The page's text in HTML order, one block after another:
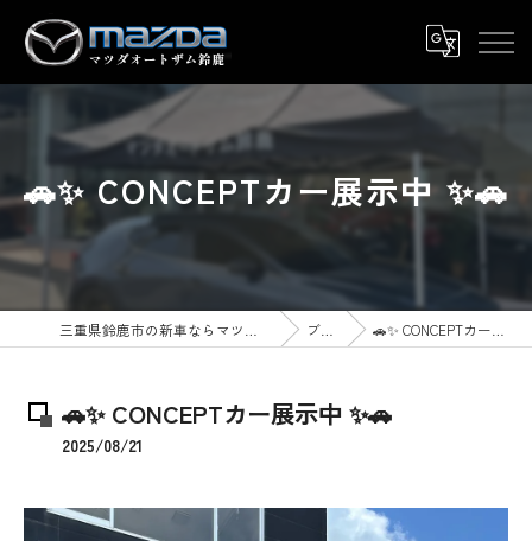
🚗✨ CONCEPTカー展示中 ✨🚗
ブログ 🚗✨ CONCEPTカー展示中 ✨🚗
🚗✨ CONCEPTカー展示中 ✨🚗
2025/08/21